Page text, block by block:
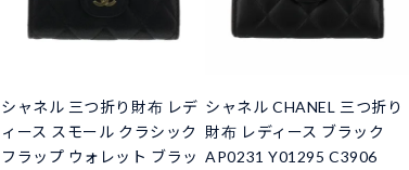
シャネル 三つ折り財布 レデ
ィース スモール クラシック
フラップ ウォレット ブラッ
シャネル CHANEL 三つ折り
財布 レディース ブラック
AP0231 Y01295 C3906